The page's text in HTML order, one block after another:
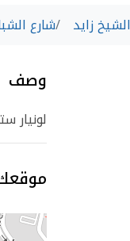
الشيخ زايد شارع
وصف
لونيار